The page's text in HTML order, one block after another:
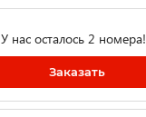
У нас осталось 2 номера!
Заказать